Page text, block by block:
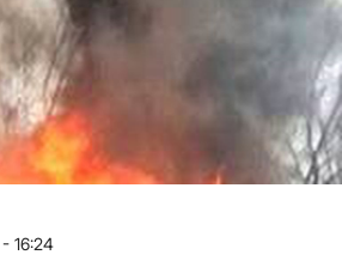
- 16:24